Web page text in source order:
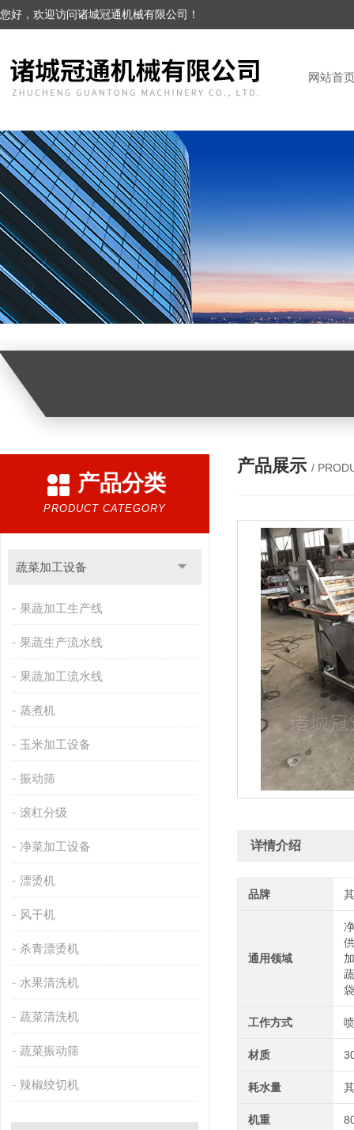
您好，欢迎访问诸城冠通机械有限公司！
网站首
产品分类
PRODUCT CATEGORY
蔬菜加工设备
果蔬加工生产线
果蔬生产流水线
果蔬加工流水线
蒸煮机
玉米加工设备
振动筛
滚杠分级
净菜加工设备
漂烫机
风干机
杀青漂烫机
水果清洗机
蔬菜清洗机
蔬菜振动筛
辣椒绞切机
产品展示 /
详情介绍
品牌
通用领域
工作方式
材质
耗水量
机重